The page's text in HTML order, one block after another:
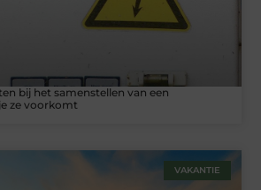
bij het samenstellen van een
ze voorkomt
VAKANTIE